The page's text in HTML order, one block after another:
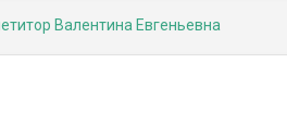
Валентина Евгеньевна